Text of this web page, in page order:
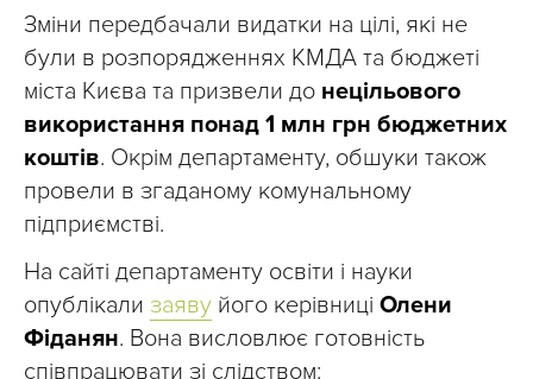
Зміни передбачали видатки на цілі, які не
були в розпорядженнях КМДА та бюджеті
міста Києва та призвели до нецільового
використання понад 1 млн грн бюджетних
коштів. Окрім департаменту, обшуки також
провели в згаданому комунальному
підприємстві.
На сайті департаменту освіти і науки
опублікали заяву його керівниці Олени
Фіданян. Вона висловлює готовність
співпрацювати зі слідством: